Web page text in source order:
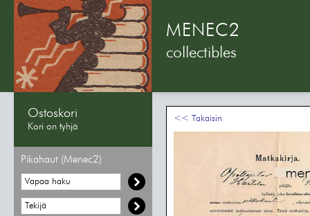
MENEC2
collectibles
Ostoskori
Kori on tyhjä
Pikahaut (Menec2)
<< Takaisin